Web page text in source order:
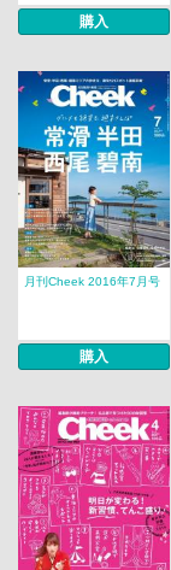
購入
月刊Cheek 2016年7月号
購入